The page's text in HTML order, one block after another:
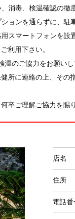
消毒、検温確認の徹
ョンを通らずに、駐
スマートフォンを設
ご利用下さい。
温のご協力をお願い
所に連絡の上、その
卒ご理解ご協力を賜
店名
住所
電話番